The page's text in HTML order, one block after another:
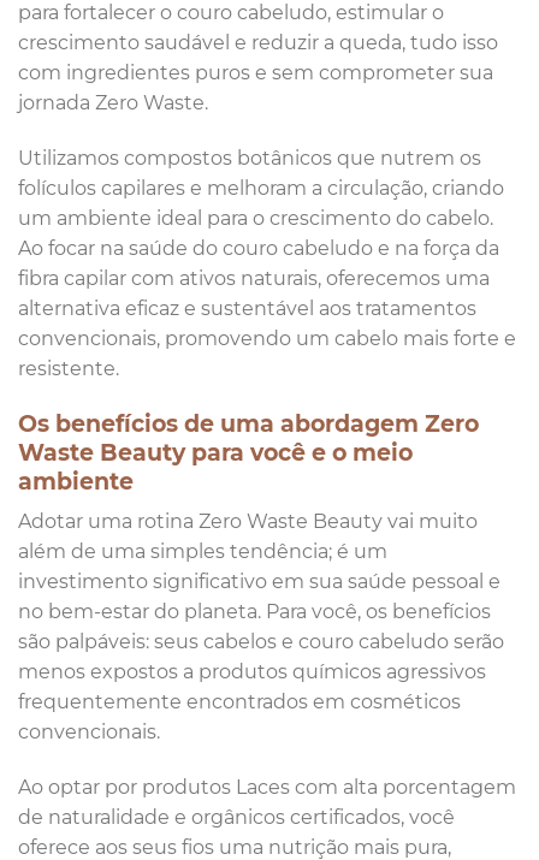
para fortalecer o couro cabeludo, estimular o
crescimento saudável e reduzir a queda, tudo isso
com ingredientes puros e sem comprometer sua
jornada Zero Waste.
Utilizamos compostos botânicos que nutrem os
folículos capilares e melhoram a circulação, criando
um ambiente ideal para o crescimento do cabelo.
Ao focar na saúde do couro cabeludo e na força da
fibra capilar com ativos naturais, oferecemos uma
alternativa eficaz e sustentável aos tratamentos
convencionais, promovendo um cabelo mais forte e
resistente.
Os benefícios de uma abordagem Zero
Waste Beauty para você e o meio
ambiente
Adotar uma rotina Zero Waste Beauty vai muito
além de uma simples tendência; é um
investimento significativo em sua saúde pessoal e
no bem-estar do planeta. Para você, os benefícios
são palpáveis: seus cabelos e couro cabeludo serão
menos expostos a produtos químicos agressivos
frequentemente encontrados em cosméticos
convencionais.
Ao optar por produtos Laces com alta porcentagem
de naturalidade e orgânicos certificados, você
oferece aos seus fios uma nutrição mais pura,